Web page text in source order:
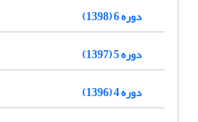
دوره 6 (1398)
دوره 5 (1397)
دوره 4 (1396)